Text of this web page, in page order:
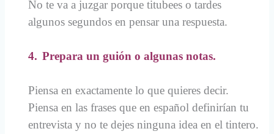
No te va a juzgar porque titubees o tardes
algunos segundos en pensar una respuesta.
4. Prepara un guión o algunas notas.
Piensa en exactamente lo que quieres decir.
Piensa en las frases que en español definirían tu
entrevista y no te dejes ninguna idea en el tintero.